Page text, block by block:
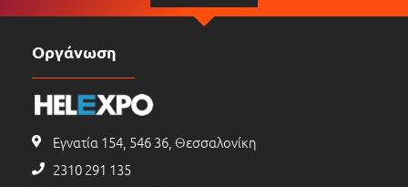
Οργάνωση
Εγνατία 154, 546 36, Θεσσαλονίκη
2310 291 135